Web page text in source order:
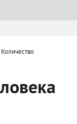
Количество